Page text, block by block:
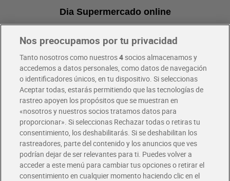
Dia Supermercado online
Pide hoy, recibe hoy
Envío gratis por compras superiores a 100€
Envío estandar por 4,99€
Glovo y Uber Eats
Solicita tu factura de Glovo o Uber Eats
Únete al CLUB Dia
Disfruta las ventajas y ofertas exclusivas.
Descárgate la APP Dia
Nos preocupamos por tu privacidad
Tanto nosotros como nuestros4socios almacenamos y
accedemos a datos personales, como datos de navegación
o identificadores únicos, en tu dispositivo. Si seleccionas
Aceptar todas, estarás permitiendo que las tecnologías de
rastreo apoyen los propósitos que se muestran en
«nosotros y nuestros socios tratamos datos para
proporcionar». Si seleccionas Rechazar todas o retiras tu
consentimiento, los deshabilitarás. Si se deshabilitan los
rastreadores, parte del contenido y los anuncios que ves
podrían dejar de ser relevantes para ti. Puedes volver a
acceder a este menú para cambiar tus opciones o retirar el
consentimiento en cualquier momento haciendo clic en el